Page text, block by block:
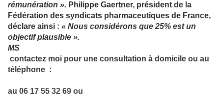
rémunération ». Philippe Gaertner, président de la
Fédération des syndicats pharmaceutiques de France,
déclare ainsi : « Nous considérons que 25% est un
objectif plausible ».
MS
contactez moi pour une consultation à domicile ou au
téléphone :
au 06 17 55 32 69 ou